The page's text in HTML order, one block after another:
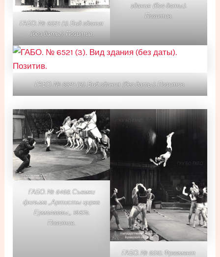
ГАБО. № 6521 (1). Вид здания
(без даты). Позитив.
здания (без даты).
Позитив.
ГАБО. № 6521 (3). Вид здания (без даты). Позитив.
ГАБО. № 6468. Съемки
фильма ,,Артисты цирка
Ермолаевы,, 1987г.
Позитив.
ГАБО. № 6510. Фрагмент